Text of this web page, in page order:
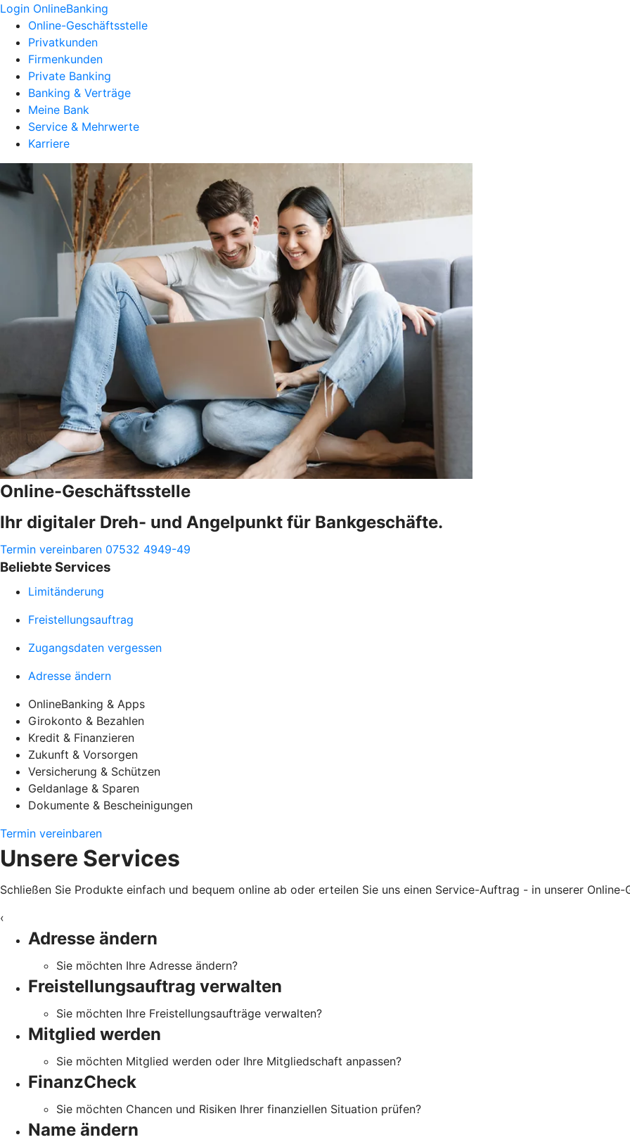
Login OnlineBanking
Online-Geschäftsstelle
Privatkunden
Firmenkunden
Private Banking
Banking & Verträge
Meine Bank
Service & Mehrwerte
Karriere
Online-Geschäftsstelle
Ihr digitaler Dreh- und Angelpunkt für Bankgeschäfte.
Termin vereinbaren 07532 4949-49
Beliebte Services
Limitänderung
Freistellungsauftrag
Zugangsdaten vergessen
Adresse ändern
OnlineBanking & Apps
Girokonto & Bezahlen
Kredit & Finanzieren
Zukunft & Vorsorgen
Versicherung & Schützen
Geldanlage & Sparen
Dokumente & Bescheinigungen
Termin vereinbaren
Unsere Services
Schließen Sie Produkte einfach und bequem online ab oder erteilen Sie uns einen Service-Auftrag - in unserer Online-
‹
Adresse ändern
Sie möchten Ihre Adresse ändern?
Freistellungsauftrag verwalten
Sie möchten Ihre Freistellungsaufträge verwalten?
Mitglied werden
Sie möchten Mitglied werden oder Ihre Mitgliedschaft anpassen?
FinanzCheck
Sie möchten Chancen und Risiken Ihrer finanziellen Situation prüfen?
Name ändern